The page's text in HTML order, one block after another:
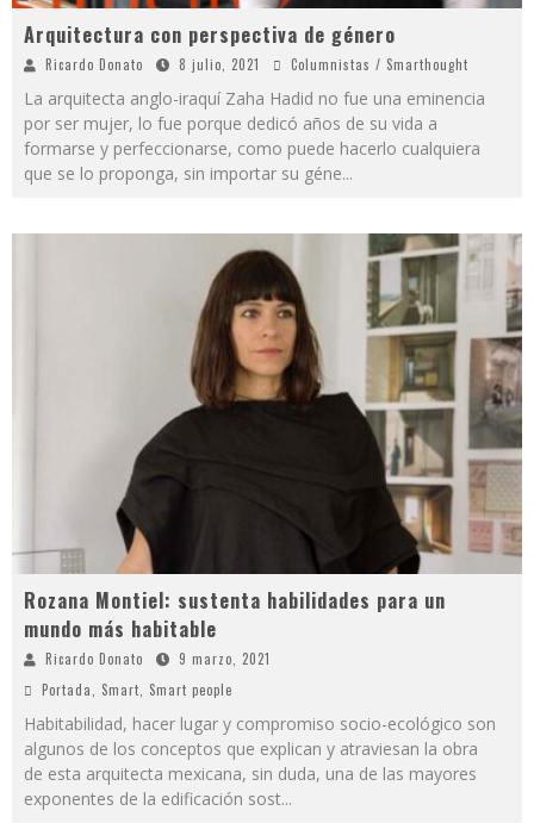
Arquitectura con perspectiva de género
Ricardo Donato 8 julio, 2021 Columnistas / Smarthought
La arquitecta anglo-iraquí Zaha Hadid no fue una eminencia
por ser mujer, lo fue porque dedicó años de su vida a
formarse y perfeccionarse, como puede hacerlo cualquiera
que se lo proponga, sin importar su géne...
Rozana Montiel: sustenta habilidades para un
mundo más habitable
Ricardo Donato
9 marzo, 2021
Portada
Smart Smart people
Habitabilidad, hacer lugar y compromiso socio-ecológico son
algunos de los conceptos que explican y atraviesan la obra
de esta arquitecta mexicana, sin duda, una de las mayores
exponentes de la edificación sost...